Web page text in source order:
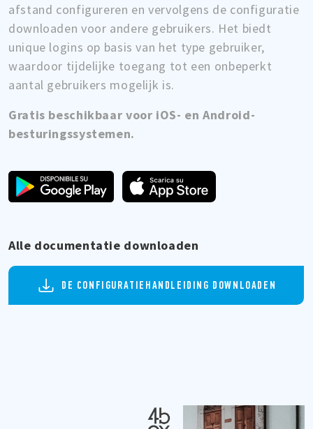
afstand configureren en vervolgens de configuratie
downloaden voor andere gebruikers. Het biedt
unique logins op basis van het type gebruiker,
waardoor tijdelijke toegang tot een onbeperkt
aantal gebruikers mogelijk is.
Gratis beschikbaar voor iOS- en Android-
besturingssystemen.
Alle documentatie downloaden
DE CONFIGURATIEHANDLEIDING DOWNLOADEN